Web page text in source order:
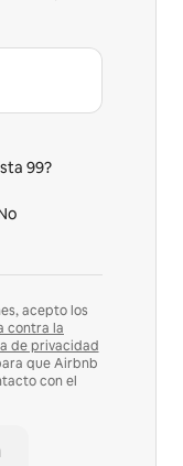
99?
acepto los
contra la
de privacidad
que Airbnb
con el